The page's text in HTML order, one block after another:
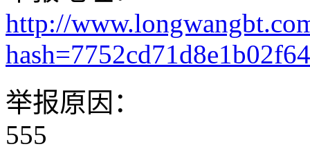
http://
举报原因：
555